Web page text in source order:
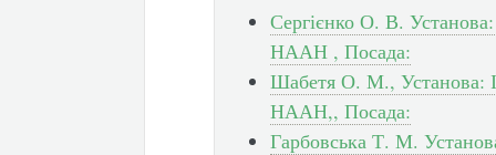
Сергієнко О. В.
НААН , Посада:
Шабетя О. М., Установа:
НААН,, Посада:
Гарбовська Т. М.